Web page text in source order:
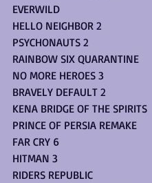
EVERWILD
HELLO NEIGHBOR 2
PSYCHONAUTS 2
RAINBOW SIX QUARANTINE
NO MORE HEROES 3
BRAVELY DEFAULT 2
KENA BRIDGE OF THE SPIRITS
PRINCE OF PERSIA REMAKE
FAR CRY 6
HITMAN 3
RIDERS REPUBLIC